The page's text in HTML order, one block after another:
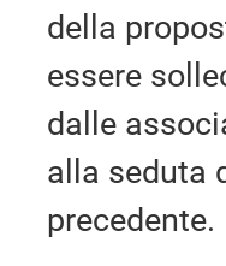
della
essere
dalle
alla seduta
precedente.